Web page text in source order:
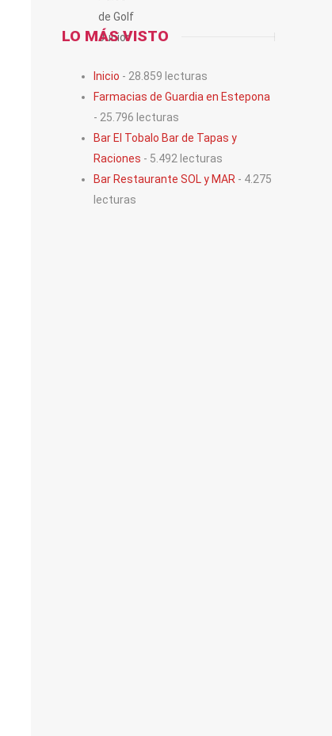
LO MÁS VISTO
Inicio - 28.859 lecturas
Farmacias de Guardia en Estepona
- 25.796 lecturas
Bar El Tobalo Bar de Tapas y
Raciones - 5.492 lecturas
Bar Restaurante SOL y MAR - 4.275
lecturas